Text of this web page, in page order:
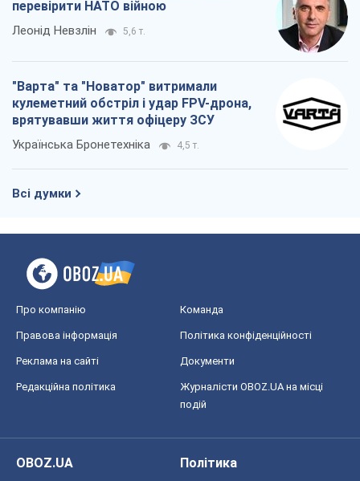
перевірити НАТО війною
Леонід Невзлін 5,6 т.
"Варта" та "Новатор" витримали
кулеметний обстріл і удар FPV-дрона,
врятувавши життя офіцеру ЗСУ
Українська Бронетехніка 4,5 т.
Всі думки
Про компанію Команда
Правова інформація Політика конфіденційності
Реклама на сайті Документи
Редакційна політика
Журналісти OBOZ.UA на місці
подій
OBOZ.UA
Політика